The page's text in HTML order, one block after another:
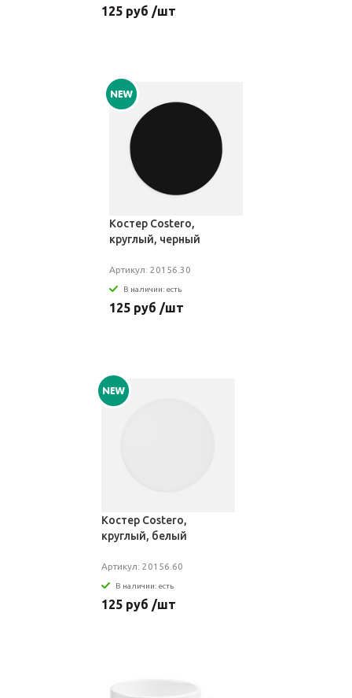
125 руб /шт
Костер Costero,
круглый, черный
Артикул: 20156.30
В наличии: есть
125 руб /шт
Костер Costero,
круглый, белый
Артикул: 20156.60
В наличии: есть
125 руб /шт